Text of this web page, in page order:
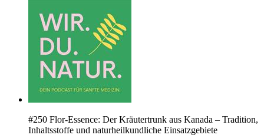
#250 Flor-Essence: Der Kräutertrunk aus Kanada – Tradition,
Inhaltsstoffe und naturheilkundliche Einsatzgebiete